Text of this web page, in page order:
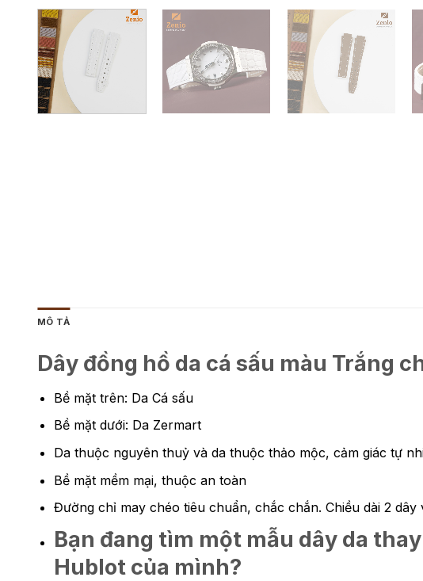
MÔ TẢ
Dây đồng hồ da cá sấu màu Trắng
Bề mặt trên: Da Cá sấu
Bề mặt dưới: Da Zermart
Da thuộc nguyên thuỷ và da thuộc thảo mộc, cảm giác tự
Bề mặt mềm mại, thuộc an toàn
Đường chỉ may chéo tiêu chuẩn, chắc chắn. Chiều dài 2
Bạn đang tìm một mẫu dây da
Hublot của mình?